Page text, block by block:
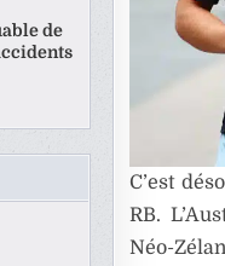
C’est
RB.
Néo-
de